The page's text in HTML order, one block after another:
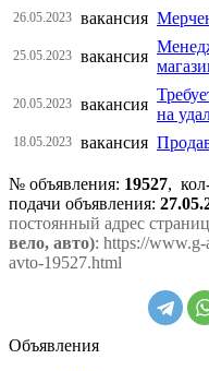
26.05.2023 вакансия
25.05.2023 вакансия
20.05.2023 вакансия
на
18.05.2023 вакансия
№ объявления: 19527,
подачи объявления:
постоянный адрес
вело, авто): https://
avto-19527.html
Объявления